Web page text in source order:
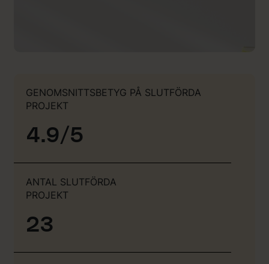
GENOMSNITTSBETYG PÅ SLUTFÖRDA
PROJEKT
4.9/5
ANTAL SLUTFÖRDA
PROJEKT
23